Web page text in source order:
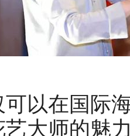
以在国际
大师的魅